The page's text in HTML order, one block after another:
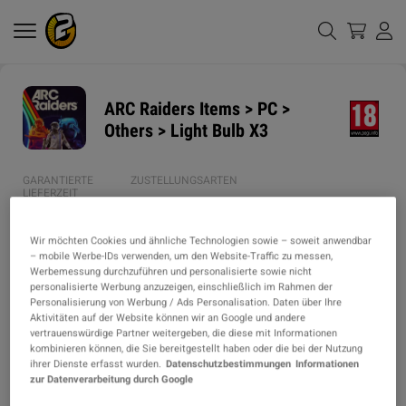
ARC Raiders Items > PC >
Others > Light Bulb X3
GARANTIERTE
LIEFERZEIT
ZUSTELLUNGSARTEN
ARTIKELART
ITEM
BESCHREIBUNG
⚡️ IGMONEY – YOUR RELIABLE IN-GAME GOODS PROVIDER! ⚡️
Wir möchten Cookies und ähnliche Technologien sowie – soweit anwendbar
– mobile Werbe-IDs verwenden, um den Website-Traffic zu messen,
Werbemessung durchzuführen und personalisierte sowie nicht
personalisierte Werbung anzuzeigen, einschließlich im Rahmen der
Personalisierung von Werbung / Ads Personalisation. Daten über Ihre
Aktivitäten auf der Website können wir an Google und andere
vertrauenswürdige Partner weitergeben, die diese mit Informationen
kombinieren können, die Sie bereitgestellt haben oder die bei der Nutzung
ihrer Dienste erfasst wurden. Datenschutzbestimmungen Informationen
zur Datenverarbeitung durch Google